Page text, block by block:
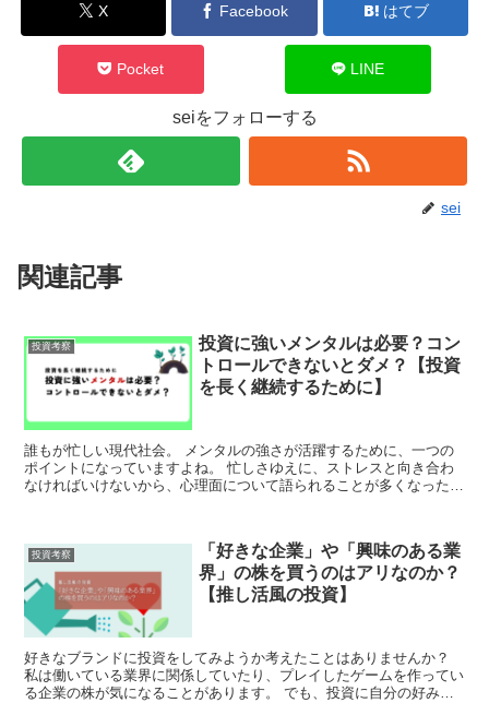
X Facebook はてブ
Pocket LINE
seiをフォローする
sei
関連記事
投資考察
投資に強いメンタルは必要？コン
トロールできないとダメ？【投資
を長く継続するために】
誰もが忙しい現代社会。 メンタルの強さが活躍するために、一つの
ポイントになっていますよね。 忙しさゆえに、ストレスと向き合わ
なければいけないから、心理面について語られることが多くなったの
投資考察
「好きな企業」や「興味のある業
界」の株を買うのはアリなのか？
【推し活風の投資】
好きなブランドに投資をしてみようか考えたことはありませんか？
私は働いている業界に関係していたり、プレイしたゲームを作ってい
る企業の株が気になることがあります。 でも、投資に自分の好みや